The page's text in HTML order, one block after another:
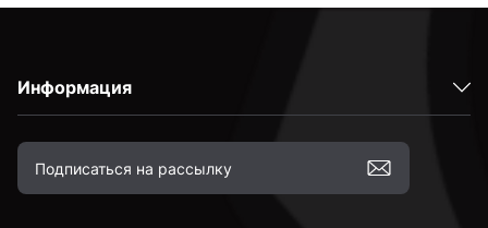
10 мм
12 мм
Информация